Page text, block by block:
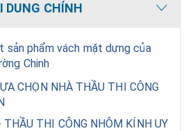
DUNG CHÍNH
sản phẩm vách mặt dựng của
Chinh
CHỌN NHÀ THẦU THI CÔNG
THẦU THI CÔNG NHÔM KÍNH UY